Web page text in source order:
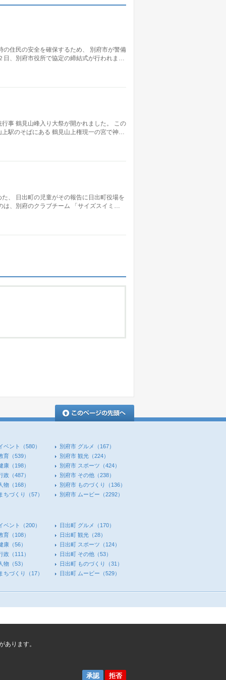
住民の安全を確保するため、 別府市が警備
日、別府市役所で協定の締結式が行われま…
事 鶴見山峰入り大祭が開かれました。 この
駅のそばにある 鶴見山上権現一の宮で神…
、 日出町の児童がその報告に日出町役場を
は、別府のクラブチーム 「サイズスイミ…
ベント （580） 別府市 グルメ
（167）
育 （539） 別府市 観光 （224）
康 （198） 別府市 スポーツ （424）
政 （487） 別府市 その他 （238）
物 （168） 別府市 ものづくり
（136）
ちづくり （57） 別府市 ムービー （2292）
ベント （200） 日出町 グルメ
（170）
育 （108） 日出町 観光 （28）
康 （56） 日出町 スポーツ （124）
政 （111） 日出町 その他 （53）
物 （53） 日出町 ものづくり
（31）
ちづくり （17） 日出町 ムービー （529）
あります。